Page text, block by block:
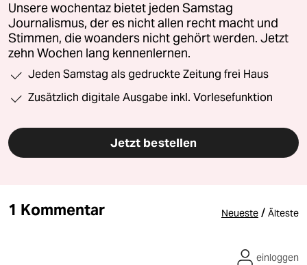
Unsere wochentaz bietet jeden Samstag
Journalismus, der es nicht allen recht macht und
Stimmen, die woanders nicht gehört werden. Jetzt
zehn Wochen lang kennenlernen.
Jeden Samstag als gedruckte Zeitung frei Haus
Zusätzlich digitale Ausgabe inkl. Vorlesefunktion
Jetzt bestellen
1 Kommentar Neueste / Älteste
einloggen